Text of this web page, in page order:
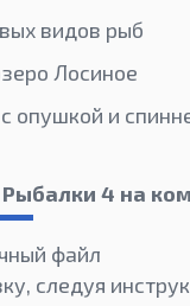
видов рыб
Лосиное
опушкой и
Рыбалки 4 на
файл
следуя